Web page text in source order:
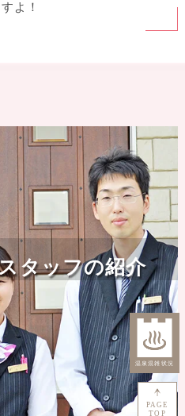
よ！
タッフの紹介
PAGE
TOP